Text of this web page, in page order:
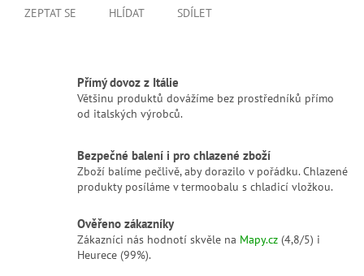
ZEPTAT SE HLÍDAT SDÍLET
Přímý dovoz z Itálie
Většinu produktů dovážíme bez prostředníků přímo
od italských výrobců.
Bezpečné balení i pro chlazené zboží
Zboží balíme pečlivě, aby dorazilo v pořádku. Chlazené
produkty posíláme v termoobalu s chladicí vložkou.
Ověřeno zákazníky
Zákazníci nás hodnotí skvěle na Mapy.cz (4,8/5) i
Heurece (99%).